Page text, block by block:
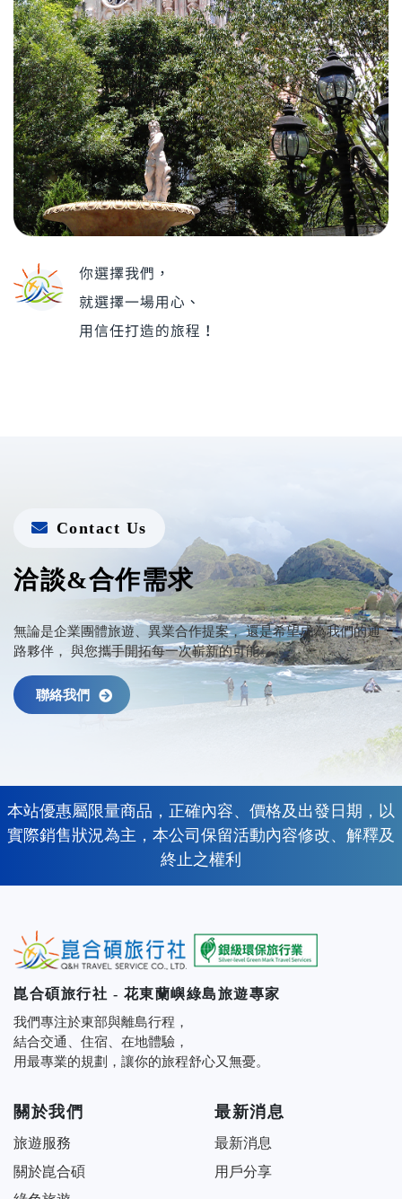
Contact Us
洽談&合作需求
無論是企業團體旅遊、異業合作提案，還是希望成為我們的通
路夥伴，
與您攜手開拓每一次嶄新的可能。
聯絡我們
本站優惠屬限量商品，正確內容、價格及出發日期，以
實際銷售狀況為主，本公司保留活動內容修改、解釋及
終止之權利
崑合碩旅行社 - 花東蘭嶼綠島旅遊專家
我們專注於東部與離島行程，
結合交通、住宿、在地體驗，
用最專業的規劃，讓你的旅程舒心又無憂。
關於我們
旅遊服務
關於崑合碩
最新消息
最新消息
用戶分享